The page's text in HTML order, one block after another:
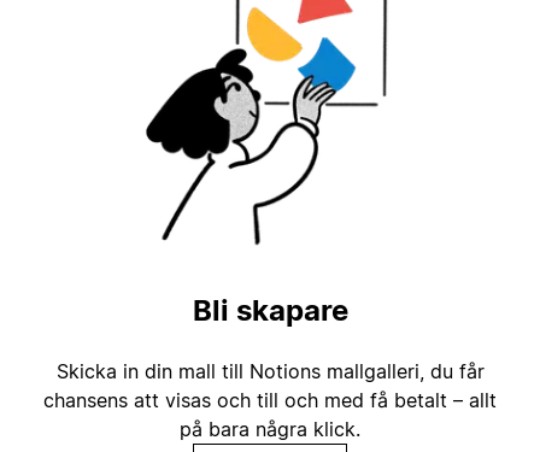
Bli skapare
Skicka in din mall till Notions mallgalleri, du får
chansens att visas och till och med få betalt – allt
på bara några klick.